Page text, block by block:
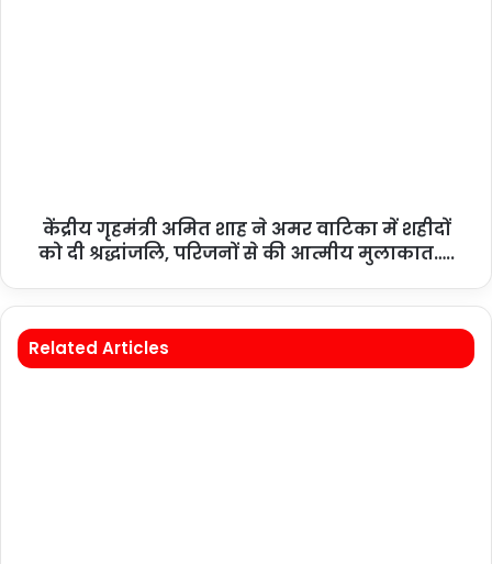
केंद्रीय गृहमंत्री अमित शाह ने अमर वाटिका में शहीदों
को दी श्रद्धांजलि, परिजनों से की आत्मीय मुलाकात…..
Related Articles